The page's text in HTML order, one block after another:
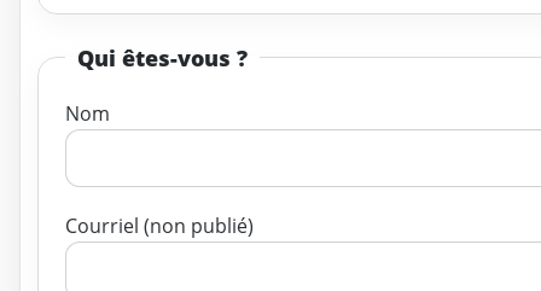
Qui êtes-vous ?
Nom
Courriel (non publié)